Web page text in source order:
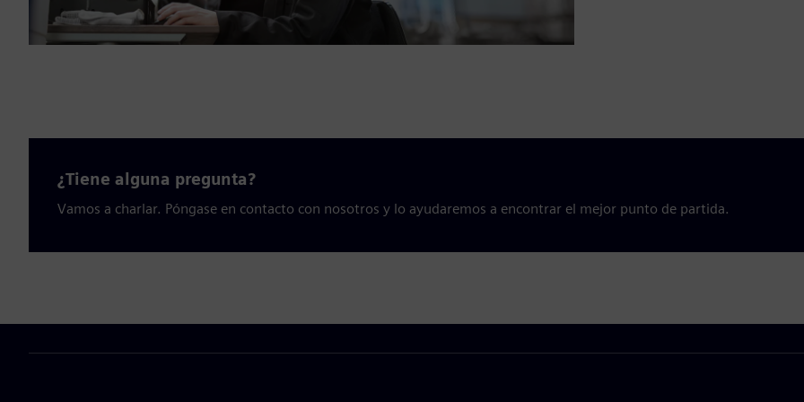
¿Tiene alguna pregunta?
Vamos a charlar. Póngase en contacto con nosotros y lo ayudaremos a encontrar el mejor punto de partida.